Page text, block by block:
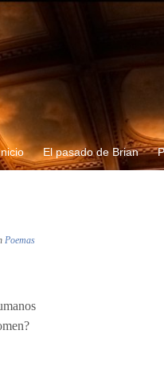
El pasado de Brian
Poemas